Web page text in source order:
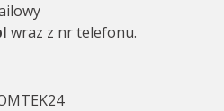
wraz z nr telefonu.